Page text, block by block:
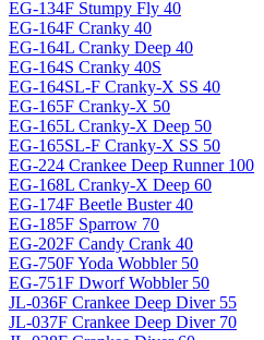
EG-134F Stumpy Fly 40
EG-164F Cranky 40
EG-164L Cranky Deep 40
EG-164S Cranky 40S
EG-164SL-F Cranky-X SS 40
EG-165F Cranky-X 50
EG-165L Cranky-X Deep 50
EG-165SL-F Cranky-X SS 50
EG-224 Crankee Deep Runner 100
EG-168L Cranky-X Deep 60
EG-174F Beetle Buster 40
EG-185F Sparrow 70
EG-202F Candy Crank 40
EG-750F Yoda Wobbler 50
EG-751F Dworf Wobbler 50
JL-036F Crankee Deep Diver 55
JL-037F Crankee Deep Diver 70